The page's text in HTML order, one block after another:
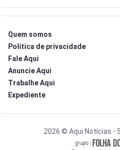
Quem somos
Política de privacidade
Fale Aqui
Anuncie Aqui
Trabalhe Aqui
Expediente
2026 © Aqui Notícias -